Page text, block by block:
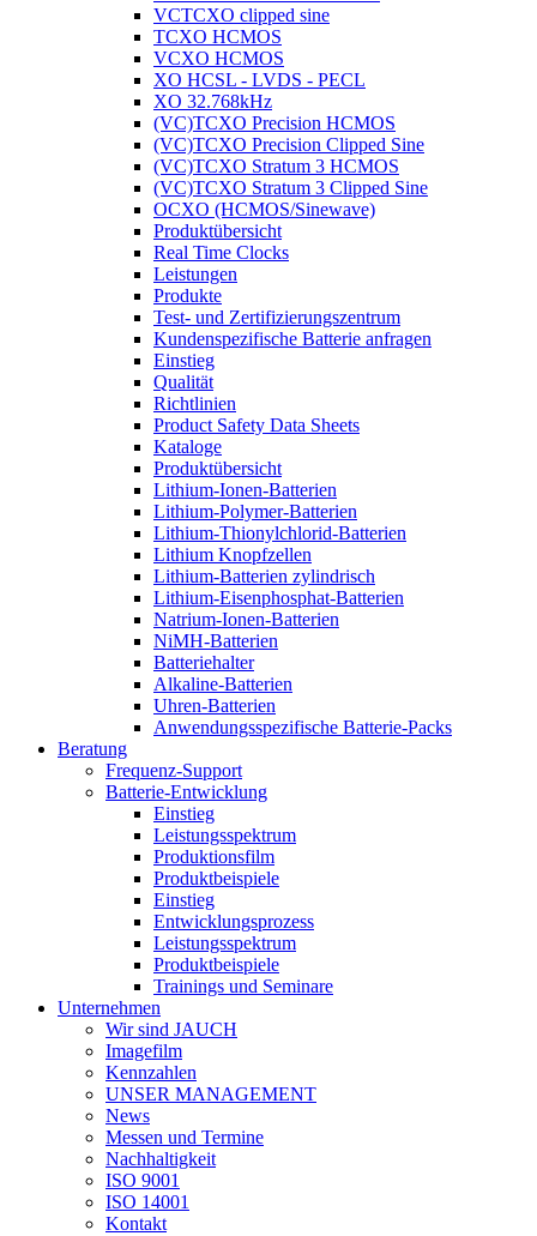
VCTCXO clipped sine
TCXO HCMOS
VCXO HCMOS
XO HCSL - LVDS - PECL
XO 32.768kHz
(VC)TCXO Precision HCMOS
(VC)TCXO Precision Clipped Sine
(VC)TCXO Stratum 3 HCMOS
(VC)TCXO Stratum 3 Clipped Sine
OCXO (HCMOS/Sinewave)
Produktübersicht
Real Time Clocks
Leistungen
Produkte
Test- und Zertifizierungszentrum
Kundenspezifische Batterie anfragen
Einstieg
Qualität
Richtlinien
Product Safety Data Sheets
Kataloge
Produktübersicht
Lithium-Ionen-Batterien
Lithium-Polymer-Batterien
Lithium-Thionylchlorid-Batterien
Lithium Knopfzellen
Lithium-Batterien zylindrisch
Lithium-Eisenphosphat-Batterien
Natrium-Ionen-Batterien
NiMH-Batterien
Batteriehalter
Alkaline-Batterien
Uhren-Batterien
Anwendungsspezifische Batterie-Packs
Beratung
Frequenz-Support
Batterie-Entwicklung
Einstieg
Leistungsspektrum
Produktionsfilm
Produktbeispiele
Einstieg
Entwicklungsprozess
Leistungsspektrum
Produktbeispiele
Trainings und Seminare
Unternehmen
Wir sind JAUCH
Imagefilm
Kennzahlen
UNSER MANAGEMENT
News
Messen und Termine
Nachhaltigkeit
ISO 9001
ISO 14001
Kontakt